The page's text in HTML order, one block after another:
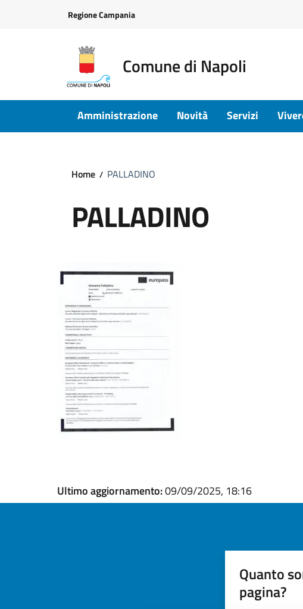
Regione Campania
Comune di Napoli
Amministrazione Novità Servizi
Home PALLADINO
PALLADINO
Ultimo aggiornamento:09/09/2025, 18:16
Quanto
pagina?